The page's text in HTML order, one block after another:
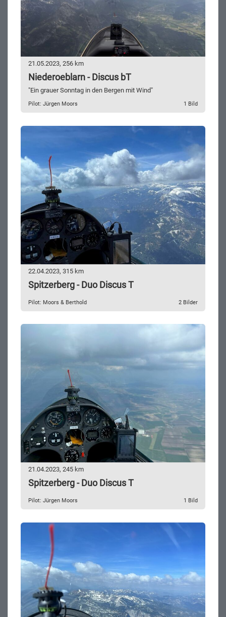
21.05.2023, 256 km
Niederoeblarn - Discus bT
"Ein grauer Sonntag in den Bergen mit Wind"
Pilot: Jürgen Moors 1 Bild
22.04.2023, 315 km
Spitzerberg - Duo Discus T
Pilot: Moors & Berthold 2 Bilder
21.04.2023, 245 km
Spitzerberg - Duo Discus T
Pilot: Jürgen Moors 1 Bild